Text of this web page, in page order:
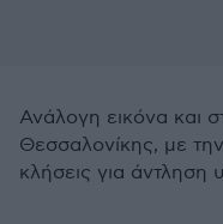
Ανάλογη εικόνα και
Θεσσαλονίκης, με
κλήσεις για άντληση